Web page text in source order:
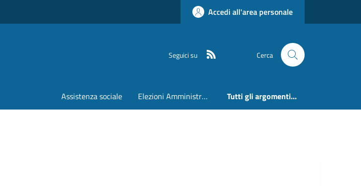
Accedi all'area personale
Seguici su Cerca
Assistenza sociale Elezioni Amministrative 24 e 25 Maggio 2026 Tutti gli argomenti...